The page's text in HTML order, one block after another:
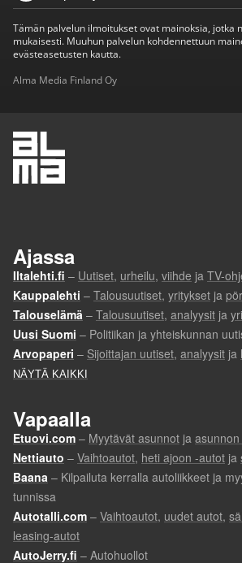
Tämän palvelun ilmoitukset ovat mainoksia, jotka
mukaisesti. Muuhun palvelun kohdennettuun
evästeasetusten kautta.
Alma Media Finland Oy